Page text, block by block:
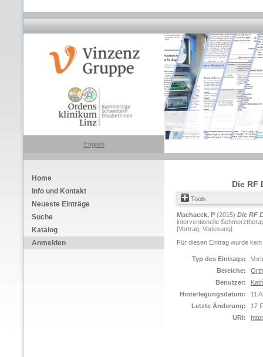
English
Home
Info und Kontakt
Neueste Einträge
Suche
Katalog
Anmelden
Die RF
Tools
Machacek, P (2015) Die RF
interventionelle
[Vortrag, Vorlesung]
Für diesen Eintrag wurde
Typ des Eintrags:
Bereiche:
Benutzer:
Hinterlegungsdatum:
11
Letzte Änderung:
17
URI: